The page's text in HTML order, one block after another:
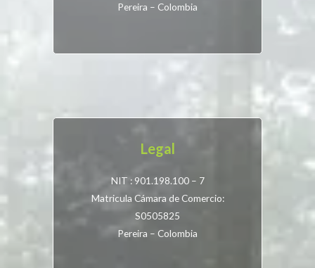
Pereira – Colombia
Legal
NIT : 901.198.100 – 7
Matricula Cámara de Comercio:
S0505825
Pereira – Colombia